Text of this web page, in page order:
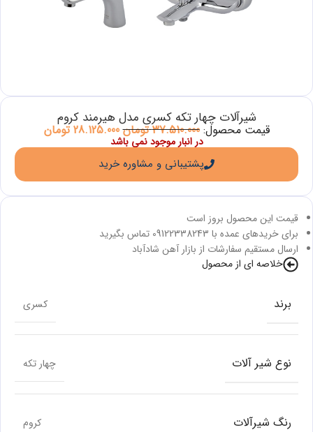
قیمت این محصول بروز است
برای خریدهای عمده با 09122338243 تماس بگیرید
ارسال مستقیم سفارشات از بازار آهن شادآباد
خلاصه ای از محصول
برند کسری
نوع شیر آلات چهار تکه
رنگ شیرآلات کروم
شیرآلات چهار تکه کسری مدل هیرمند کروم
قیمت محصول:37.510.000 تومان 28.125.000 تومان
در انبار موجود نمی باشد
پشتیبانی و مشاوره خرید